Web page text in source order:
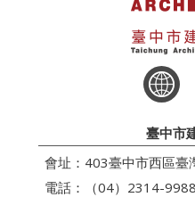
臺中市
會址：403臺中市西區
電話：（04）2314-9988